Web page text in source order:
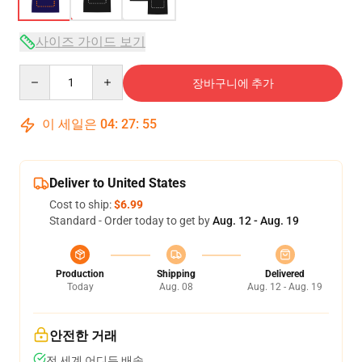
사이즈 가이드 보기
장바구니에 추가
이 세일은 04: 27: 54
Deliver to United States
Cost to ship:$6.99
Standard - Order today to get byAug. 12 - Aug. 19
Production
Today
Shipping
Aug. 08
Delivered
Aug. 12 - Aug. 19
안전한 거래